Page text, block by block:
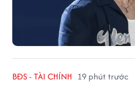
BĐS - TÀI CHÍNH 19 phút trước